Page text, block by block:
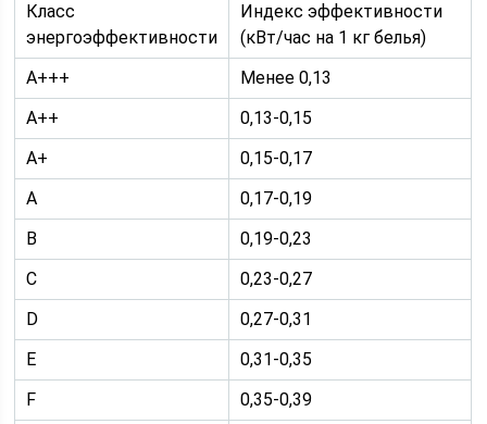
Класс
энергоэффективности
Индекс эффективности
(кВт/час на 1 кг белья)
А+++
Менее 0,13
А++
0,13-0,15
А+
0,15-0,17
А
0,17-0,19
B
0,19-0,23
C
0,23-0,27
D
0,27-0,31
E
0,31-0,35
F
0,35-0,39